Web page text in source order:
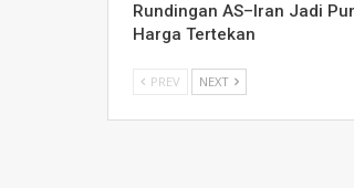
Rundingan AS–Iran Jadi
Harga Tertekan
PREV NEXT